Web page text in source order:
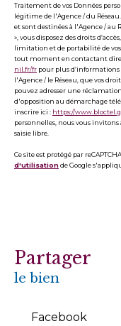
Traitement de vos Données
légitime de l'Agence / du
et sont destinées à l'Agence /
», vous disposez des droits
limitation et de portabilité de
tout moment en contactant
nil.fr/fr pour plus d’informations
l'Agence / le Réseau, que vos
pouvez adresser une
d'opposition au démarchage
inscrire ici : https://
personnelles, nous vous invitons
saisie libre.
Ce site est protégé par
d'utilisationde Google
partager
le bien
Facebook